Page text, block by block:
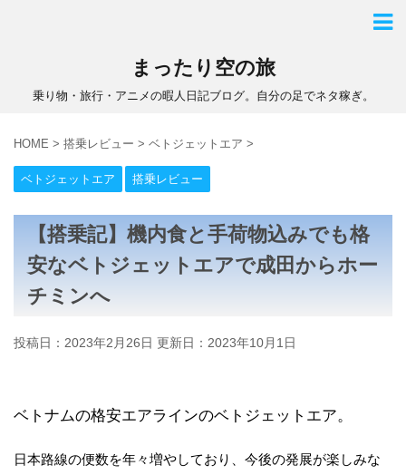
まったり空の旅
乗り物・旅行・アニメの暇人日記ブログ。自分の足でネタ稼ぎ。
HOME > 搭乗レビュー > ベトジェットエア >
ベトジェットエア 搭乗レビュー
【搭乗記】機内食と手荷物込みでも格
安なベトジェットエアで成田からホー
チミンへ
投稿日：2023年2月26日 更新日： 2023年10月1日
ベトナムの格安エアラインのベトジェットエア。
日本路線の便数を年々増やしており、今後の発展が楽しみな